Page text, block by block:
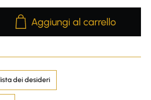
Quantity: Enter the
Aggiungi al carrello
dei desideri